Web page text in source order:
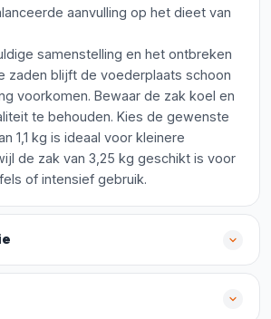
aanvulling op het dieet van
samenstelling en het ontbreken
zaden blijft de voederplaats schoon
voorkomen. Bewaar de zak koel en
te behouden. Kies de gewenste
1,1 kg is ideaal voor kleinere
de zak van 3,25 kg geschikt is voor
of intensief gebruik.